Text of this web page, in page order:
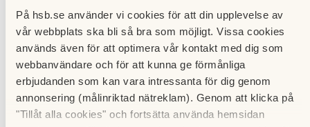
På hsb.se använder vi cookies för att din upplevelse av
vår webbplats ska bli så bra som möjligt. Vissa cookies
används även för att optimera vår kontakt med dig som
webbanvändare och för att kunna ge förmånliga
erbjudanden som kan vara intressanta för dig genom
annonsering (målinriktad nätreklam). Genom att klicka på
"Tillåt alla cookies" och fortsätta använda hemsidan
Styrelsen för Brf Bladet kallar
medlemmarnatill ordinarie
föreningsstämma år 2023, måndagen
den 12 juni kl. 19.00.
Dagordningen finns i nedanstående